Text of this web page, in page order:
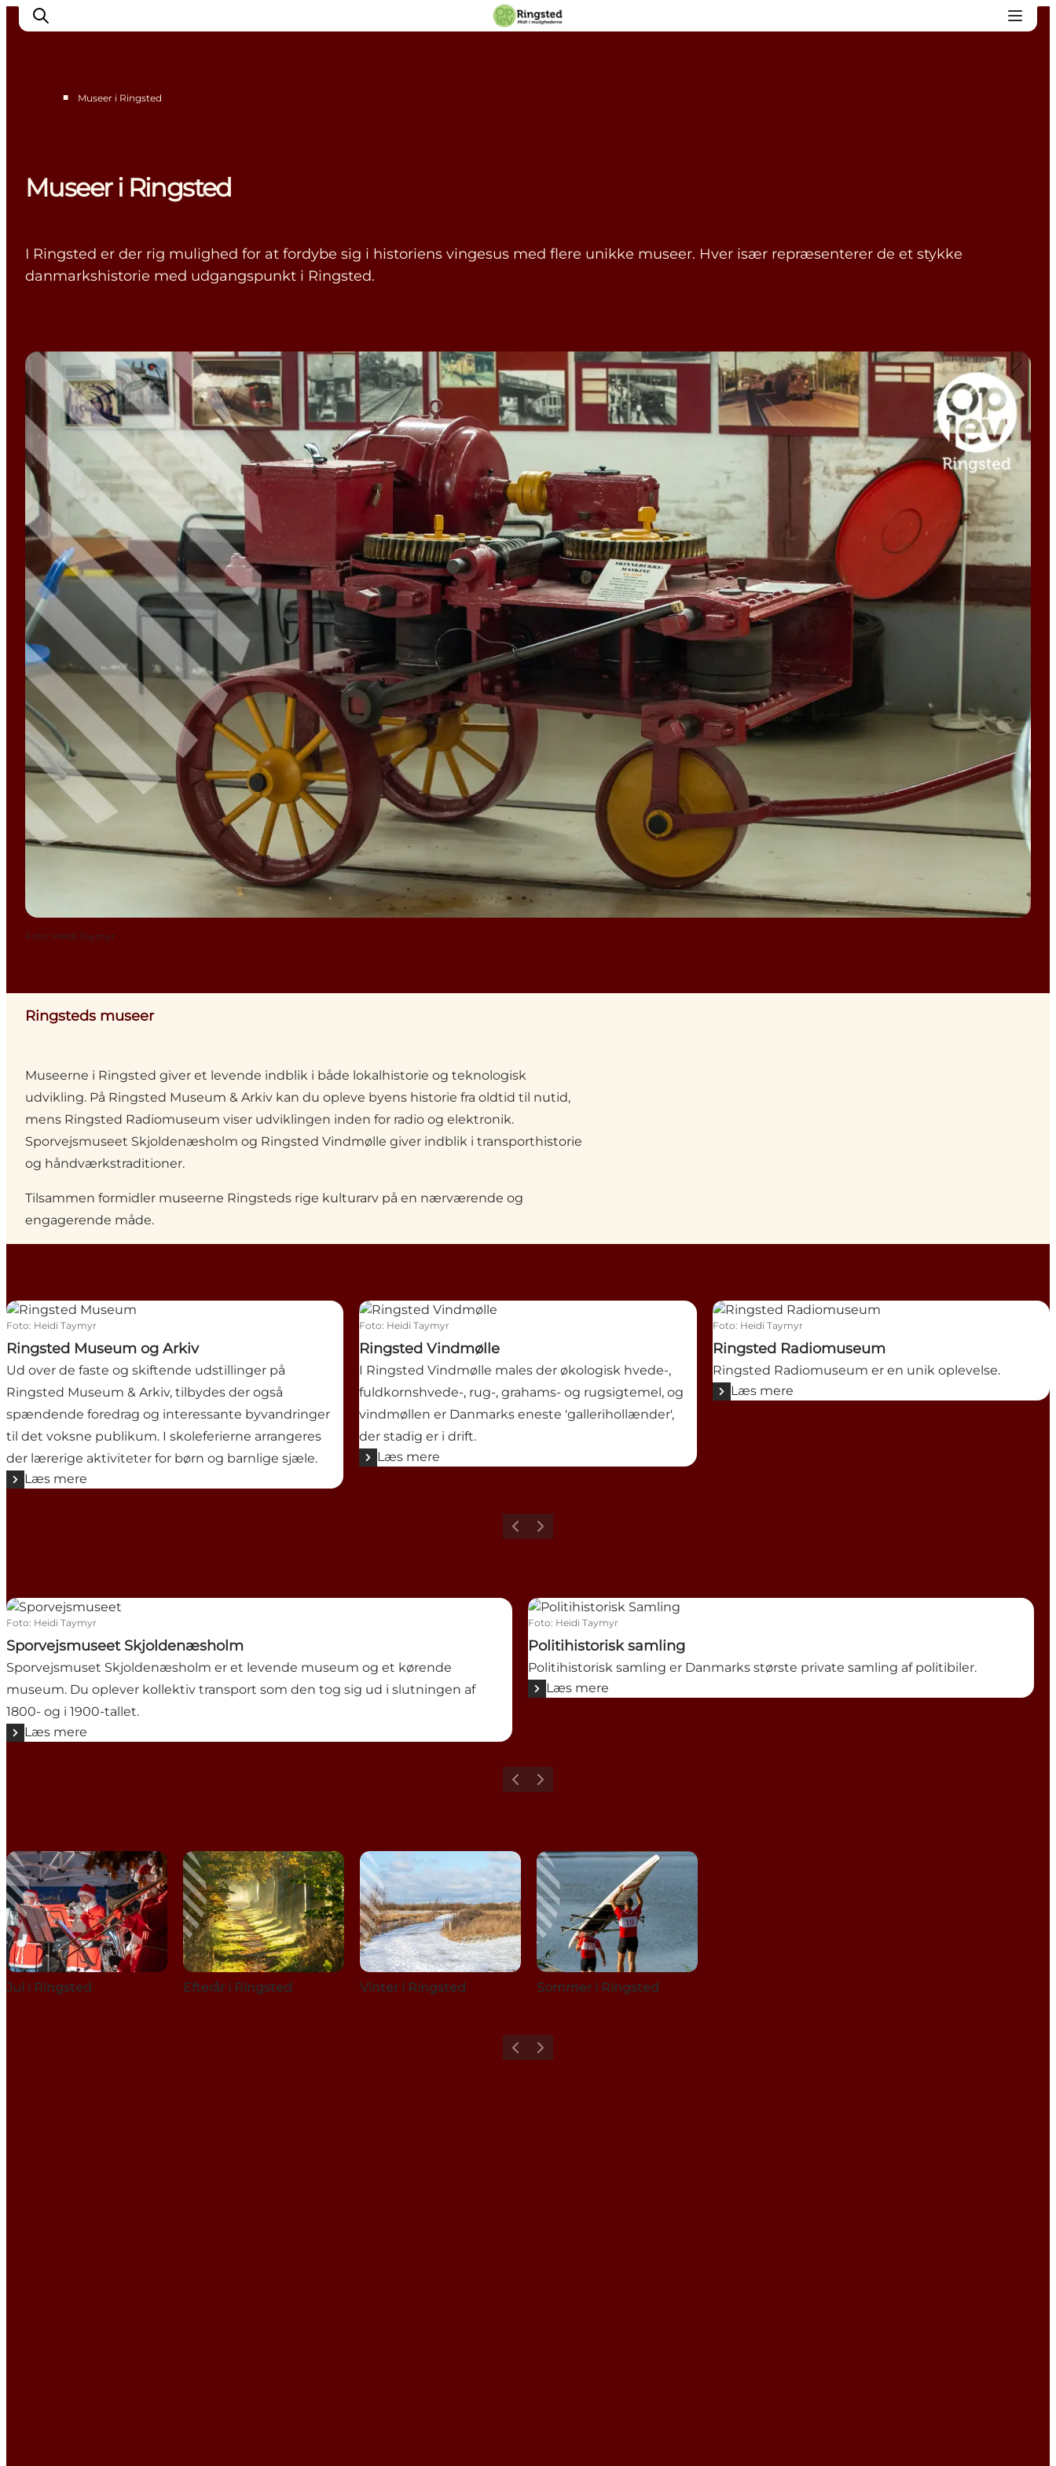
Ringsted Børnefestival
Ringsted Ældrefestival
■ Museer i Ringsted
Museer i Ringsted
I Ringsted er der rig mulighed for at fordybe sig i historiens vingesus med flere unikke museer. Hver især repræsenterer de et stykke
danmarkshistorie med udgangspunkt i Ringsted.
Foto: Heidi Taymyr
Ringsteds museer
Museerne i Ringsted giver et levende indblik i både lokalhistorie og teknologisk
udvikling. På Ringsted Museum & Arkiv kan du opleve byens historie fra oldtid til nutid,
mens Ringsted Radiomuseum viser udviklingen inden for radio og elektronik.
Sporvejsmuseet Skjoldenæsholm og Ringsted Vindmølle giver indblik i transporthistorie
og håndværkstraditioner.
Tilsammen formidler museerne Ringsteds rige kulturarv på en nærværende og
engagerende måde.
Ringsted Museum og Arkiv
Foto: Heidi Taymyr
Ringsted Museum og Arkiv
Ud over de faste og skiftende udstillinger på
Ringsted Museum & Arkiv, tilbydes der også
spændende foredrag og interessante byvandringer
til det voksne publikum. I skoleferierne arrangeres
der lærerige aktiviteter for børn og barnlige sjæle.
Læs mere
Ringsted Vindmølle
Foto: Heidi Taymyr
Ringsted Vindmølle
I Ringsted Vindmølle males der økologisk hvede-,
fuldkornshvede-, rug-, grahams- og rugsigtemel, og
vindmøllen er Danmarks eneste 'gallerihollænder',
der stadig er i drift.
Læs mere
Ringsted Radiomuseum
Foto: Heidi Taymyr
Ringsted Radiomuseum
Ringsted Radiomuseum er en unik oplevelse.
Læs mere
ForrigeNæste
Sporvejsmuseet Skjoldenæsholm
Foto: Heidi Taymyr
Sporvejsmuseet Skjoldenæsholm
Sporvejsmuset Skjoldenæsholm er et levende museum og et kørende
museum. Du oplever kollektiv transport som den tog sig ud i slutningen af
1800- og i 1900-tallet.
Læs mere
Politihistorisk samling
Foto: Heidi Taymyr
Politihistorisk samling
Politihistorisk samling er Danmarks største private samling af politibiler.
Læs mere
ForrigeNæste
Jul i Ringsted Efterår i Ringsted Vinter i Ringsted Sommer i Ringsted
ForrigeNæste